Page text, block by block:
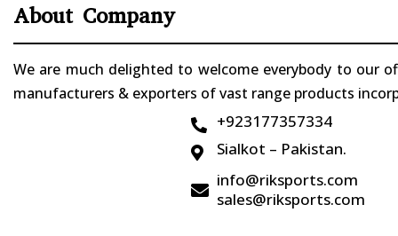
About Company
We are much delighted to welcome everybody to our
manufacturers & exporters of vast range products
 +923177357334
 Sialkot – Pakistan.

info@riksports.com
sales@riksports.com